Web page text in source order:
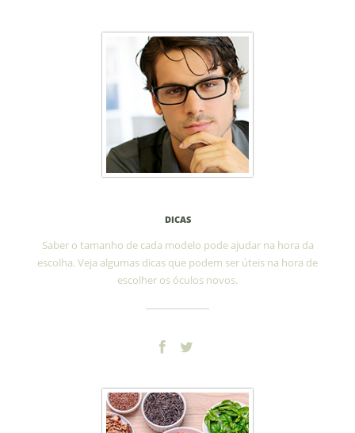
DICAS
Saber o tamanho de cada modelo pode ajudar na hora da
escolha. Veja algumas dicas que podem ser úteis na hora de
escolher os óculos novos.